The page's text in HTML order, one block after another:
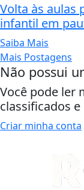
Volta às aulas
infantil em
Saiba Mais
Mais Postagens
Não possui
Você pode ler
classificados
Criar minha conta